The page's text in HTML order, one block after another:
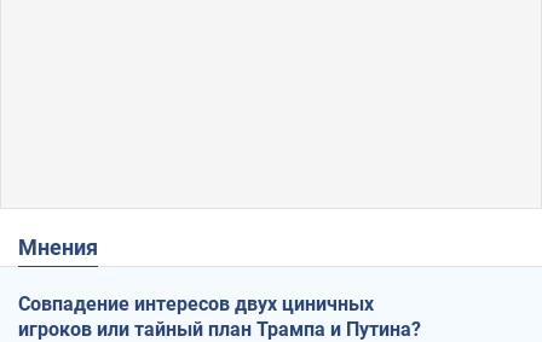
Мнения
Совпадение интересов двух циничных
игроков или тайный план Трампа и Путина?